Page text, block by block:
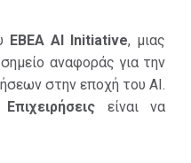
EBEA AI Initiative, μιας
αναφοράς για την
στην εποχή του AI.
είναι να